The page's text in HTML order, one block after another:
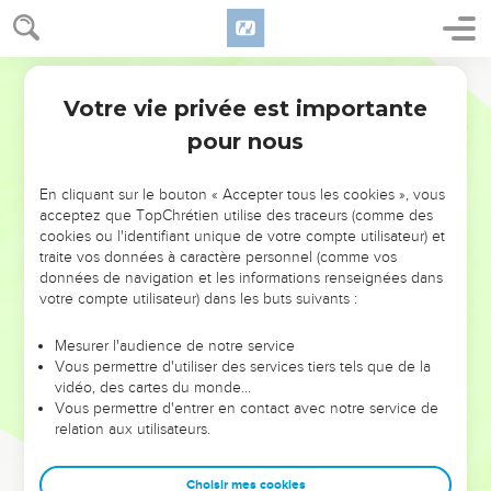
NE MANQUEZ PAS L’ÉVÉNEMENT
DE L’ANNÉE !
ET SI LEURS ERREURS POUVAIENT VOUS ÉVITER LES
VOTRES ?
leur foi ou leur vision. Mais on voit moins les doutes, les erreurs
et les saisons difficiles qu'ils ont traversés, alors même que ce
sont elles qui les ont façonnés.
Dans cette conférence, leaders, entrepreneurs, et responsables
clés pour avancer avec plus de sagesse afin que leurs erreurs
Votre vie privée est importante
pour nous
En cliquant sur le bouton « Accepter tous les cookies », vous
acceptez que TopChrétien utilise des traceurs (comme des
cookies ou l'identifiant unique de votre compte utilisateur) et
traite vos données à caractère personnel (comme vos
données de navigation et les informations renseignées dans
votre compte utilisateur) dans les buts suivants :
Mesurer l'audience de notre service
Vous permettre d'utiliser des services tiers tels que de la
vidéo, des cartes du monde…
Vous permettre d'entrer en contact avec notre service de
relation aux utilisateurs.
Choisir mes cookies